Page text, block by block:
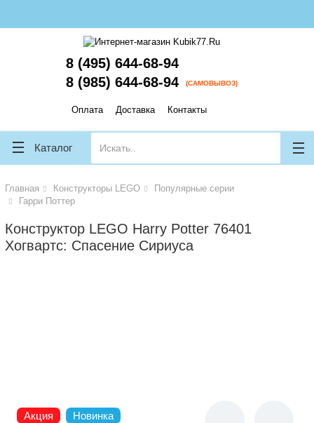
8 (495) 644-68-94
8 (985) 644-68-94
(САМОВЫВОЗ)
Оплата Доставка Контакты
Каталог
Главная Конструкторы LEGO
Популярные серии
Гарри Поттер
Конструктор LEGO Harry Potter 76401
Хогвартс: Спасение Сириуса
Акция Новинка